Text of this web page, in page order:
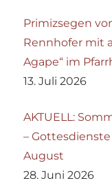
Primizsegen
Rennhofer mit
Agape“ im
13. Juli 2026
AKTUELL:
–
August
28. Juni 2026